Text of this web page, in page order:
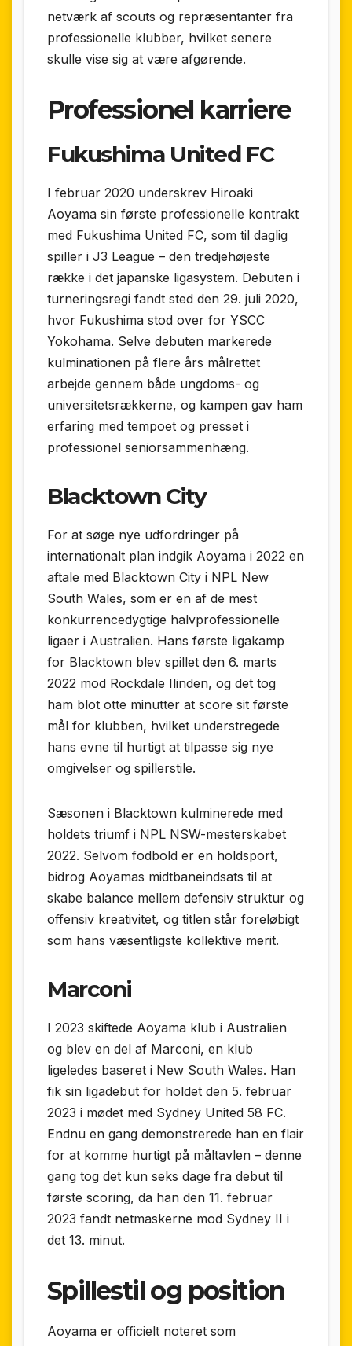
netværk af scouts og repræsentanter fra
professionelle klubber, hvilket senere
skulle vise sig at være afgørende.
Professionel karriere
Fukushima United FC
I februar 2020 underskrev Hiroaki
Aoyama sin første professionelle kontrakt
med Fukushima United FC, som til daglig
spiller i J3 League – den tredjehøjeste
række i det japanske ligasystem. Debuten i
turneringsregi fandt sted den 29. juli 2020,
hvor Fukushima stod over for YSCC
Yokohama. Selve debuten markerede
kulminationen på flere års målrettet
arbejde gennem både ungdoms- og
universitetsrækkerne, og kampen gav ham
erfaring med tempoet og presset i
professionel seniorsammenhæng.
Blacktown City
For at søge nye udfordringer på
internationalt plan indgik Aoyama i 2022 en
aftale med Blacktown City i NPL New
South Wales, som er en af de mest
konkurrencedygtige halvprofessionelle
ligaer i Australien. Hans første ligakamp
for Blacktown blev spillet den 6. marts
2022 mod Rockdale Ilinden, og det tog
ham blot otte minutter at score sit første
mål for klubben, hvilket understregede
hans evne til hurtigt at tilpasse sig nye
omgivelser og spillerstile.
Sæsonen i Blacktown kulminerede med
holdets triumf i NPL NSW-mesterskabet
2022. Selvom fodbold er en holdsport,
bidrog Aoyamas midtbaneindsats til at
skabe balance mellem defensiv struktur og
offensiv kreativitet, og titlen står foreløbigt
som hans væsentligste kollektive merit.
Marconi
I 2023 skiftede Aoyama klub i Australien
og blev en del af Marconi, en klub
ligeledes baseret i New South Wales. Han
fik sin ligadebut for holdet den 5. februar
2023 i mødet med Sydney United 58 FC.
Endnu en gang demonstrerede han en flair
for at komme hurtigt på måltavlen – denne
gang tog det kun seks dage fra debut til
første scoring, da han den 11. februar
2023 fandt netmaskerne mod Sydney II i
det 13. minut.
Spillestil og position
Aoyama er officielt noteret som